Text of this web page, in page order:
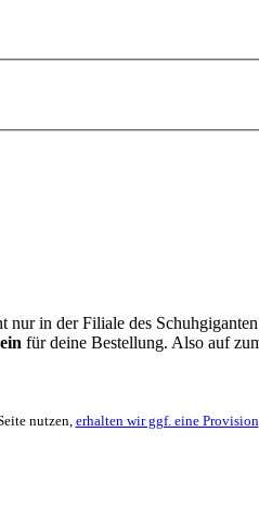
in der Filiale des
für deine Bestellung. Also auf
nutzen, erhalten wir ggf. eine Provision